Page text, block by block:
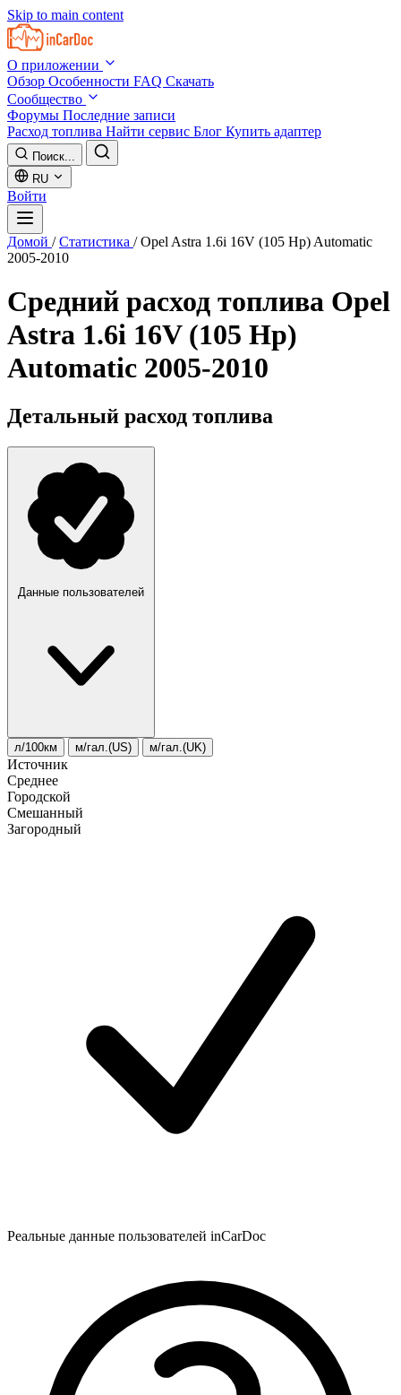
Skip to main content
О приложении
Обзор Особенности FAQ Скачать
Сообщество
Форумы Последние записи
Расход топлива Найти сервис Блог Купить адаптер
Поиск...
RU
Войти
Домой / Статистика / Opel Astra 1.6i 16V (105 Hp) Automatic
2005-2010
Средний расход топлива Opel
Astra 1.6i 16V (105 Hp)
Automatic 2005-2010
Детальный расход топлива
Данные пользователей
л/100км м/гал.(US) м/гал.(UK)
Источник
Среднее
Городской
Смешанный
Загородный
Реальные данные пользователей inCarDoc